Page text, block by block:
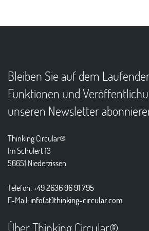
Bleiben Sie auf dem
Funktionen und
unseren Newsletter
Thinking Circular®
Im Schülert 13
56651 Niederzissen
Telefon:+49 2636 96 91 795
E-Mail:info(at)thinking-circular.com
Über Thinking Circular®